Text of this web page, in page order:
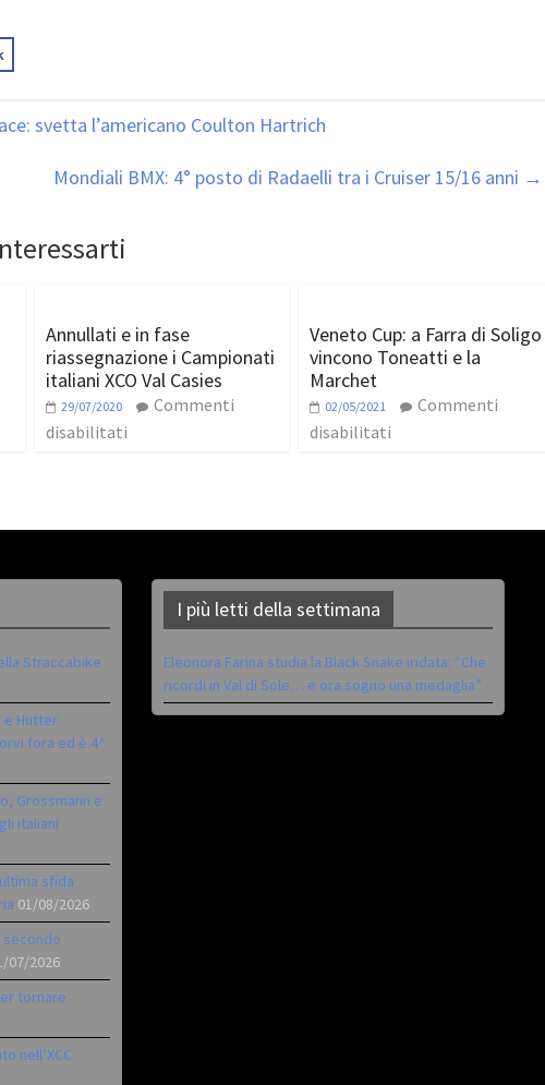
svetta l’americano Coulton Hartrich
Mondiali BMX: 4° posto di Radaelli tra i Cruiser 15/16 anni →
Annullati e in fase
riassegnazione i Campionati
italiani XCO Val Casies
29/07/2020
Commenti
disabilitati
Veneto Cup: a Farra di Soligo
vincono Toneatti e la
Marchet
02/05/2021
Commenti
disabilitati
Straccabike
e Hutter.
fora ed è 4^
Grossmann e
italiani
sfida
01/08/2026
secondo
07/2026
tornare
nell’XCC
I più letti della settimana
Eleonora Farina studia la Black Snake iridata: “Che
ricordi in Val di Sole… e ora sogno una medaglia”